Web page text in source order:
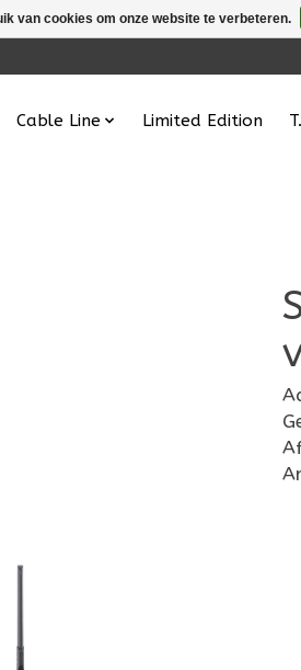
Cable Line Limited Edition
van cookies om onze website te verbeteren.